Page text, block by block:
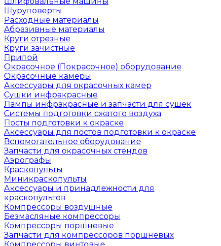
Шуруповерты
Расходные материалы
Абразивные материалы
Круги отрезные
Круги зачистные
Припой
Окрасочное (Покрасочное) оборудование
Окрасочные камеры
Аксессуары для окрасочных камер
Сушки инфракрасные
Лампы инфракрасные и запчасти для сушек
Системы подготовки сжатого воздуха
Посты подготовки к окраске
Аксессуары для постов подготовки к окраске
Вспомогательное оборудование
Запчасти для окрасочных стендов
Аэрографы
Краскопульты
Миникраскопульты
Аксессуары и принадлежности для
краскопультов
Компрессоры воздушные
Безмасляные компрессоры
Компрессоры поршневые
Запчасти для компрессоров поршневых